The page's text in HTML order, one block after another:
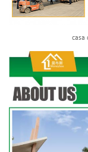
casa